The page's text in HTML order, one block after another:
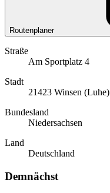
Routenplaner
Straße
Am Sportplatz 4
Stadt
21423 Winsen (Luhe)
Bundesland
Niedersachsen
Land
Deutschland
Demnächst